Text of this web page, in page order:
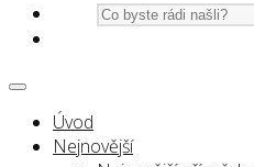
Úvod
Nejnovější